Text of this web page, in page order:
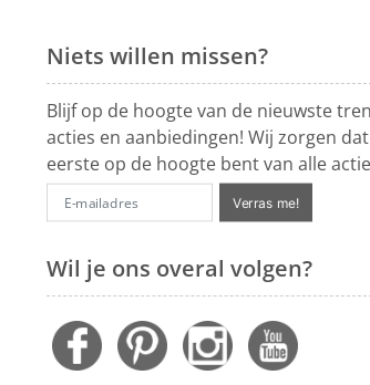
Niets willen missen?
Blijf op de hoogte van de nieuwste
acties en aanbiedingen! Wij zorgen
eerste op de hoogte bent van alle
Verras me!
Wil je ons overal volgen?